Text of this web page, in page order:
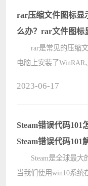
沃白板课件关联教
1????
rar压缩文件图标显
么办？rar文件图标
决办法
rar是常见的压缩文
电脑上安装了WinRAR
常，全变成白色且无法
么回????
2023-06-17
Steam错误代码101
Steam错误代码101
Steam是全球最大的
当我们使用win10系统